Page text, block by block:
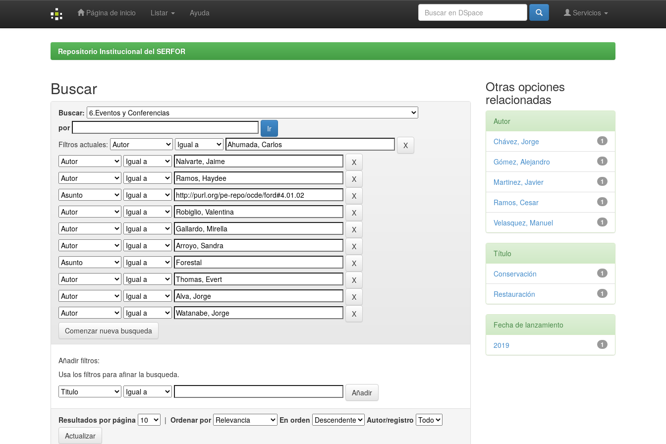
Página de inicio Listar Ayuda Servicios
Repositorio Institucional del SERFOR
Buscar
Buscar:
por
Filtros actuales:
Comenzar nueva busqueda
Añadir filtros:
Usa los filtros para afinar la busqueda.
Resultados por página | Ordenar por En orden Autor/registro
Otras opciones
relacionadas
Autor
1
Chávez, Jorge
1
Gómez, Alejandro
1
Martinez, Javier
1
Ramos, Cesar
1
Velasquez, Manuel
Título
1
Conservación
1
Restauración
Fecha de lanzamiento
1
2019